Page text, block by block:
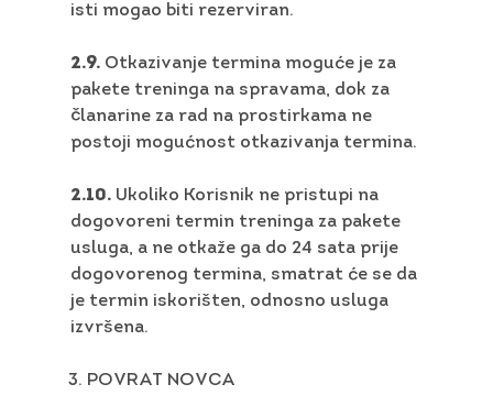
isti mogao biti rezerviran.
2.9. Otkazivanje termina moguće je za
pakete treninga na spravama, dok za
članarine za rad na prostirkama ne
postoji mogućnost otkazivanja termina.
2.10. Ukoliko Korisnik ne pristupi na
dogovoreni termin treninga za pakete
usluga, a ne otkaže ga do 24 sata prije
dogovorenog termina, smatrat će se da
je termin iskorišten, odnosno usluga
izvršena.
POVRAT NOVCA